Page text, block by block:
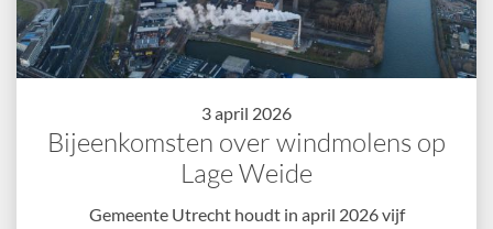
3 april 2026
Bijeenkomsten over windmolens op
Lage Weide
Gemeente Utrecht houdt in april 2026 vijf